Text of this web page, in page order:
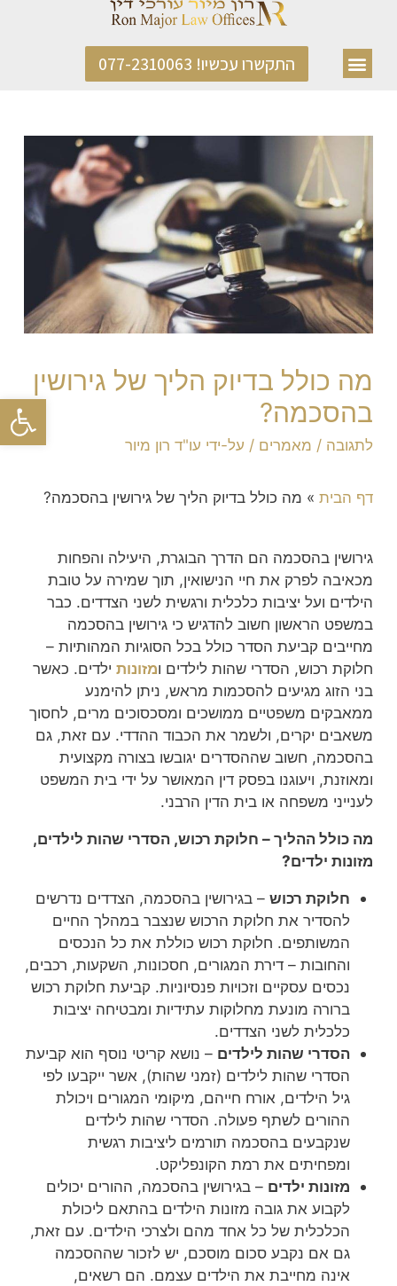
פתח
התקשרו עכשיו! 077-2310063
מה כולל בדיוק הליך של גירושין
בהסכמה?
לתגובה / מאמרים / על-ידי עו"ד רון מיור
דף הבית» מה כולל בדיוק הליך של גירושין בהסכמה?
גירושין בהסכמה הם הדרך הבוגרת, היעילה והפחות
מכאיבה לפרק את חיי הנישואין, תוך שמירה על טובת
הילדים ועל יציבות כלכלית ורגשית לשני הצדדים. כבר
במשפט הראשון חשוב להדגיש כי גירושין בהסכמה
מחייבים קביעת הסדר כולל בכל הסוגיות המהותיות –
חלוקת רכוש, הסדרי שהות לילדים ומזונותילדים. כאשר
בני הזוג מגיעים להסכמות מראש, ניתן להימנע
ממאבקים משפטיים ממושכים ומסכסוכים מרים, לחסוך
משאבים יקרים, ולשמר את הכבוד ההדדי. עם זאת, גם
בהסכמה, חשוב שההסדרים יגובשו בצורה מקצועית
ומאוזנת, ויעוגנו בפסק דין המאושר על ידי בית המשפט
לענייני משפחה או בית הדין הרבני.
מה כולל ההליך – חלוקת רכוש, הסדרי שהות לילדים,
מזונות ילדים?
חלוקת רכוש– בגירושין בהסכמה, הצדדים נדרשים
להסדיר את חלוקת הרכוש שנצבר במהלך החיים
המשותפים. חלוקת רכוש כוללת את כל הנכסים
והחובות – דירת המגורים, חסכונות, השקעות, רכבים,
נכסים עסקיים וזכויות פנסיוניות. קביעת חלוקת רכוש
ברורה מונעת מחלוקות עתידיות ומבטיחה יציבות
כלכלית לשני הצדדים.
הסדרי שהות לילדים – נושא קריטי נוסף הוא קביעת
הסדרי שהות לילדים (זמני שהות), אשר ייקבעו לפי
גיל הילדים, אורח חייהם, מיקומי המגורים ויכולת
ההורים לשתף פעולה. הסדרי שהות לילדים
שנקבעים בהסכמה תורמים ליציבות רגשית
ומפחיתים את רמת הקונפליקט.
מזונות ילדים – בגירושין בהסכמה, ההורים יכולים
לקבוע את גובה מזונות הילדים בהתאם ליכולת
הכלכלית של כל אחד מהם ולצרכי הילדים. עם זאת,
גם אם נקבע סכום מוסכם, יש לזכור שההסכמה
אינה מחייבת את הילדים עצמם. הם רשאים,